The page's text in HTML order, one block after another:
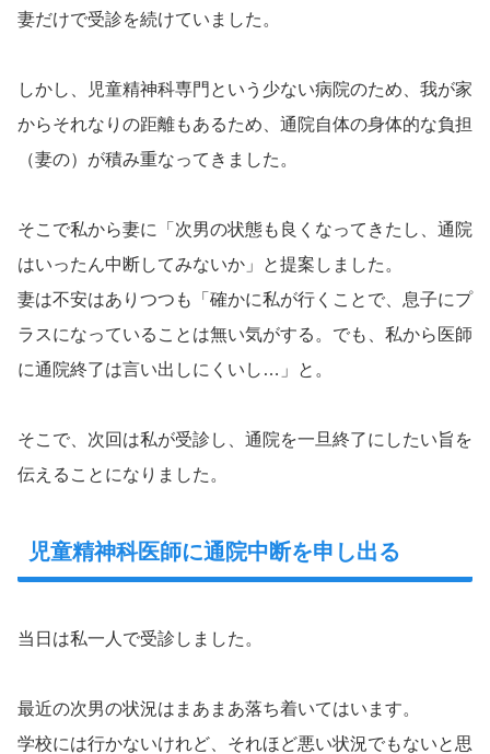
妻だけで受診を続けていました。
しかし、児童精神科専門という少ない病院のため、我が家
からそれなりの距離もあるため、通院自体の身体的な負担
（妻の）が積み重なってきました。
そこで私から妻に「次男の状態も良くなってきたし、通院
はいったん中断してみないか」と提案しました。
妻は不安はありつつも「確かに私が行くことで、息子にプ
ラスになっていることは無い気がする。でも、私から医師
に通院終了は言い出しにくいし…」と。
そこで、次回は私が受診し、通院を一旦終了にしたい旨を
伝えることになりました。
児童精神科医師に通院中断を申し出る
当日は私一人で受診しました。
最近の次男の状況はまあまあ落ち着いてはいます。
学校には行かないけれど、それほど悪い状況でもないと思